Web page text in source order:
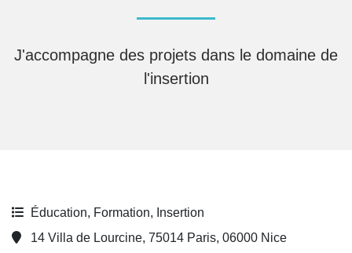
J'accompagne des projets dans le domaine de
l'insertion
Éducation, Formation, Insertion
14 Villa de Lourcine, 75014 Paris, 06000 Nice